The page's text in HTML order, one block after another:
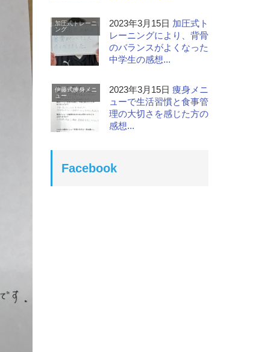
加圧式トレーニ
ング
2023年3月15日 加圧式ト
レーニングにより、背骨
のバランスがよくなった
中学生の感想...
伊藤式痩身メニ
ュー
2023年3月15日 痩身メニ
ューで生活習慣と食事管
理の大切さを感じた方の
感想...
Facebook